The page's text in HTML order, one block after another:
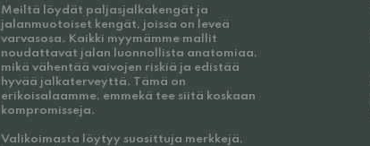
Meiltä löydät paljasjalkakengät ja
jalanmuotoiset kengät, joissa on leveä
varvasosa. Kaikki myymämme mallit
noudattavat jalan luonnollista anatomiaa,
mikä vähentää vaivojen riskiä ja edistää
hyvää jalkaterveyttä. Tämä on
erikoisalaamme, emmekä tee siitä koskaan
kompromisseja.
Valikoimasta löytyy suosittuja merkkejä,